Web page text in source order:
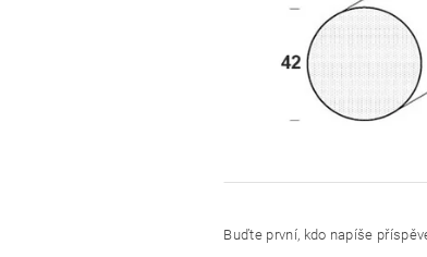
Buďte první, kdo napíše